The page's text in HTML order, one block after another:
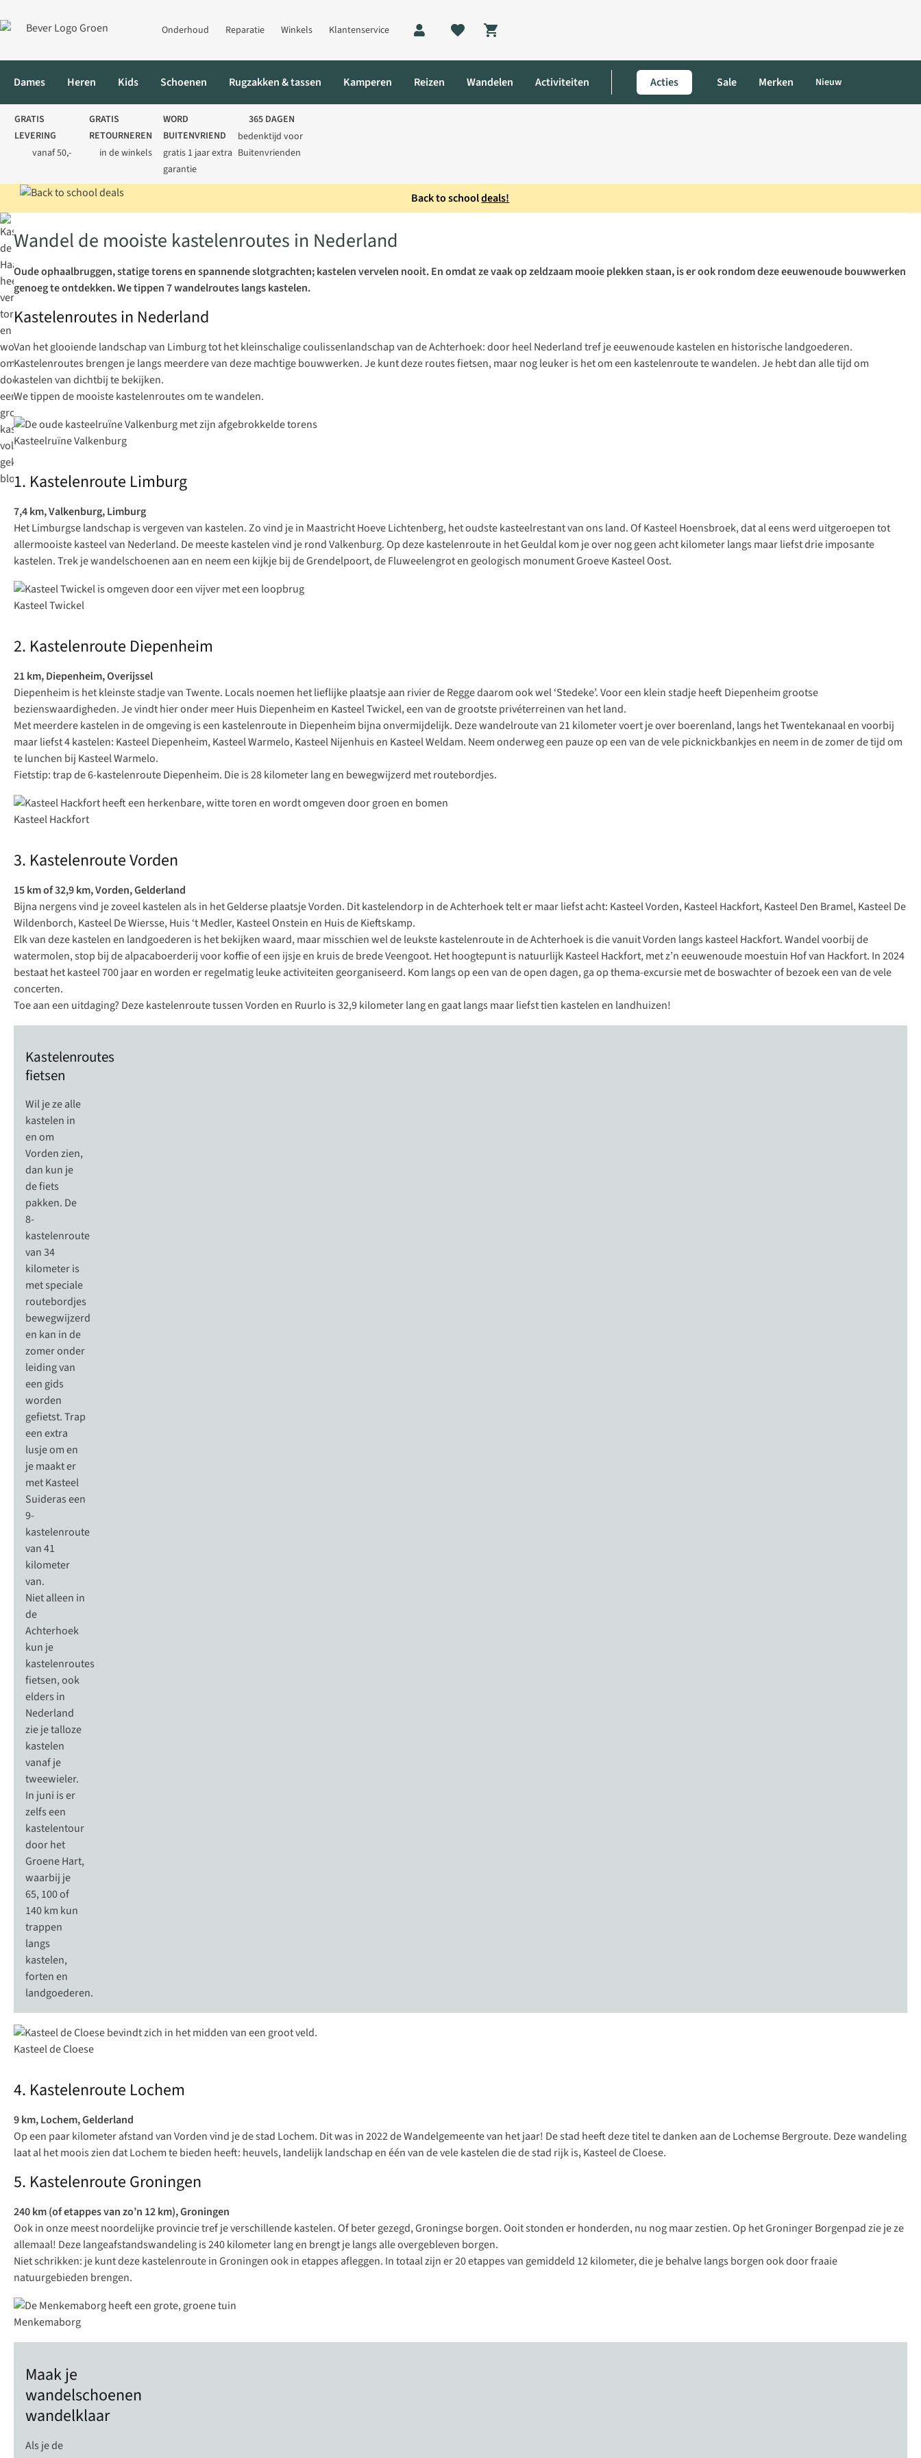
Onderhoud Reparatie Winkels Klantenservice
Shopping cart
Dames Heren Kids Schoenen Rugzakken & tassen Kamperen Reizen Wandelen Activiteiten Acties Sale Merken Nieuw
GRATIS
LEVERING
vanaf 50,-
GRATIS
RETOURNEREN
in de winkels
WORD
BUITENVRIEND
gratis 1 jaar extra
garantie
365 DAGEN
bedenktijd voor
Buitenvrienden
Back to schooldeals!
HomeWandel de mooiste kastelenroutes in Nederland
Oude ophaalbruggen, statige torens en spannende slotgrachten; kastelen vervelen nooit. En omdat ze vaak op zeldzaam mooie plekken staan, is er ook rondom deze eeuwenoude bouwwerken
genoeg te ontdekken. We tippen 7 wandelroutes langs kastelen.
Kastelenroutes in Nederland
Van het glooiende landschap van Limburg tot het kleinschalige coulissenlandschap van de Achterhoek: door heel Nederland tref je eeuwenoude kastelen en historische landgoederen.
Kastelenroutes brengen je langs meerdere van deze machtige bouwwerken. Je kunt deze routes fietsen, maar nog leuker is het om een kastelenroute te wandelen. Je hebt dan alle tijd om
kastelen van dichtbij te bekijken.
We tippen de mooiste kastelenroutes om te wandelen.
Kasteelruïne Valkenburg
1. Kastelenroute Limburg
7,4 km, Valkenburg, Limburg
Het Limburgse landschap is vergeven van kastelen. Zo vind je in MaastrichtHoeve Lichtenberg, het oudste kasteelrestant van ons land. OfKasteel Hoensbroek, dat al eens werd uitgeroepen tot
allermooiste kasteel van Nederland. De meeste kastelen vind je rond Valkenburg. Opdeze kastelenroute in het Geuldalkom je over nog geen acht kilometer langs maar liefst drie imposante
kastelen. Trek je wandelschoenen aan en neem een kijkje bij de Grendelpoort, de Fluweelengrot en geologisch monument Groeve Kasteel Oost.
Kasteel Twickel
2. Kastelenroute Diepenheim
21 km, Diepenheim, Overijssel
Diepenheim is het kleinste stadje van Twente. Locals noemen het lieflijke plaatsje aan rivier de Regge daarom ook wel ‘Stedeke’. Voor een klein stadje heeft Diepenheim grootse
bezienswaardigheden. Je vindt hier onder meer Huis Diepenheim en Kasteel Twickel, een van de grootste privéterreinen van het land.
Met meerdere kastelen in de omgeving is een kastelenroute in Diepenheim bijna onvermijdelijk. Deze wandelroute van 21 kilometervoert je over boerenland, langs het Twentekanaal en voorbij
maar liefst 4 kastelen: Kasteel Diepenheim, Kasteel Warmelo, Kasteel Nijenhuis en Kasteel Weldam. Neem onderweg een pauze op een van de vele picknickbankjes en neem in de zomer de tijd om
te lunchen bij Kasteel Warmelo.
Fietstip: trap de6-kastelenroute Diepenheim. Die is 28 kilometer lang en bewegwijzerd met routebordjes.
Kasteel Hackfort
3. Kastelenroute Vorden
15 km of 32,9 km, Vorden, Gelderland
Bijna nergens vind je zoveel kastelen als in het Gelderse plaatsje Vorden. Dit kastelendorp in de Achterhoek telt er maar liefst acht: Kasteel Vorden, Kasteel Hackfort, Kasteel Den Bramel, Kasteel De
Wildenborch, Kasteel De Wiersse, Huis ‘t Medler, Kasteel Onstein en Huis de Kieftskamp.
Elk van deze kastelen en landgoederen is het bekijken waard, maar misschien wel de leukste kastelenroute in de Achterhoek is dievanuit Vorden langs kasteel Hackfort. Wandel voorbij de
watermolen, stop bij de alpacaboerderij voor koffie of een ijsje en kruis de brede Veengoot. Het hoogtepunt is natuurlijk Kasteel Hackfort, met z’n eeuwenoude moestuin Hof van Hackfort. In 2024
bestaat het kasteel 700 jaar en worden er regelmatigleuke activiteiten georganiseerd. Kom langs op een van de open dagen, ga op thema-excursie met de boswachter of bezoek een van de vele
concerten.
Toe aan een uitdaging? Dezekastelenroute tussen Vorden en Ruurlo is 32,9 kilometer lang en gaat langs maar liefst tien kastelen en landhuizen!
Kastelenroutes
fietsen
Wil je ze alle
kastelen in
en om
Vorden zien,
dan kun je
de fiets
pakken. De
8-
kastelenroute
van 34
kilometer is
met speciale
routebordjes
bewegwijzerd
en kan in de
zomer onder
leiding van
een gids
worden
gefietst. Trap
een extra
lusje om en
je maakt er
met Kasteel
Suideras een
9-
kastelenroute
van 41
kilometer
van.
Niet alleen in
de
Achterhoek
kun je
kastelenroutes
fietsen, ook
elders in
Nederland
zie je talloze
kastelen
vanaf je
tweewieler.
In juni is er
zelfs een
kastelentour
door het
Groene Hart,
waarbij je
65, 100 of
140 km kun
trappen
langs
kastelen,
forten en
landgoederen.
Kasteel de Cloese
4. Kastelenroute Lochem
9 km, Lochem, Gelderland
Op een paar kilometer afstand van Vorden vind je de stad Lochem. Dit was in 2022 de Wandelgemeente van het jaar! De stad heeft deze titel te danken aande Lochemse Bergroute. Deze wandeling
laat al het moois zien dat Lochem te bieden heeft: heuvels, landelijk landschap en één van de vele kastelen die de stad rijk is, Kasteel de Cloese.
5. Kastelenroute Groningen
240 km (of etappes van zo’n 12 km), Groningen
Ook in onze meest noordelijke provincie tref je verschillende kastelen. Of beter gezegd, Groningse borgen. Ooit stonden er honderden, nu nog maar zestien. Op hetGroninger Borgenpadzie je ze
allemaal! Deze langeafstandswandeling is 240 kilometer lang en brengt je langs alle overgebleven borgen.
Niet schrikken: je kunt deze kastelenroute in Groningen ookin etappes afleggen. In totaal zijn er 20 etappes van gemiddeld 12 kilometer, die je behalve langs borgen ook door fraaie
natuurgebieden brengen.
Menkemaborg
Maak je
wandelschoenen
wandelklaar
Als je de